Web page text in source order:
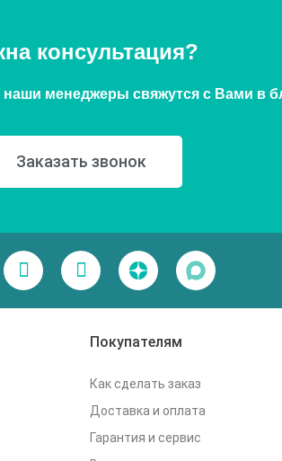
консультация?
наши менеджеры свяжутся с Вами в
Заказать звонок
Покупателям
Как сделать заказ
Доставка и оплата
Гарантия и сервис